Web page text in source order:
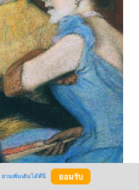
อ่านเพิ่มเติมได้ที่นี่